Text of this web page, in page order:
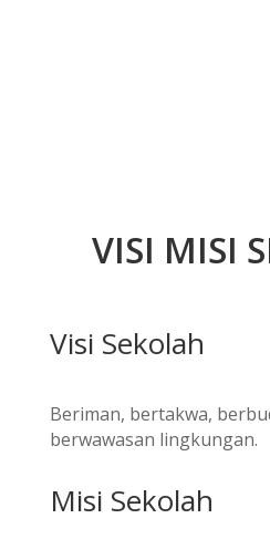
VISI MISI
Visi Sekolah
Beriman, bertakwa,
berwawasan lingkungan.
Misi Sekolah